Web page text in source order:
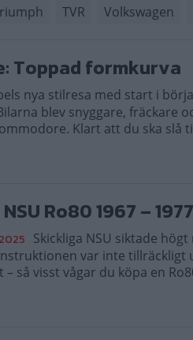
TVR Volkswagen
Toppad formkurva
nya stilresa med start i
blev snyggare, fräckare
Klart att du ska slå
Ro80 1967 – 1977
Skickliga NSU siktade
var inte tillräckligt
så visst vågar du köpa en